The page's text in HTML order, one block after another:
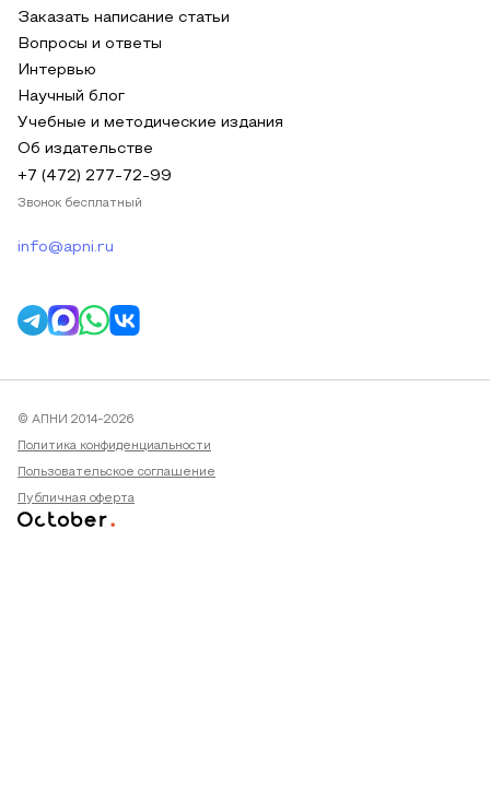
Заказать написание статьи
Вопросы и ответы
Интервью
Научный блог
Учебные и методические издания
Об издательстве
+7 (472) 277-72-99
Звонок бесплатный
info@apni.ru
© АПНИ 2014-2026
Политика конфиденциальности
Пользовательское соглашение
Публичная оферта